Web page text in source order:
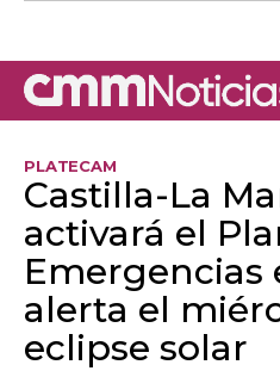
PLATECAM
Castilla-La
activará el
Emergencias
alerta el
eclipse solar